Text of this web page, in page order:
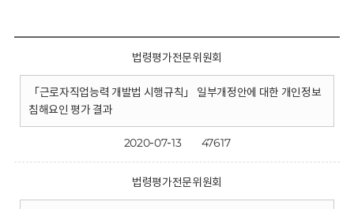
법령평가전문위원회
「근로자직업능력 개발법 시행규칙」 일부개정안에 대한 개인정보
침해요인 평가 결과
2020-07-13 47617
법령평가전문위원회